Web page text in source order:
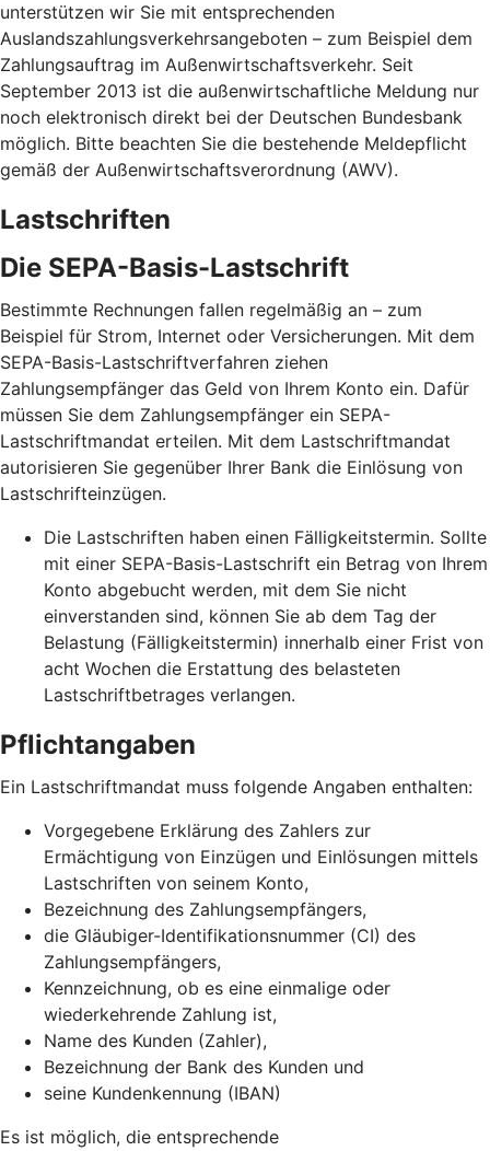
unterstützen wir Sie mit entsprechenden
Auslandszahlungsverkehrsangeboten – zum Beispiel dem
Zahlungsauftrag im Außenwirtschaftsverkehr. Seit
September 2013 ist die außenwirtschaftliche Meldung nur
noch elektronisch direkt bei der Deutschen Bundesbank
möglich. Bitte beachten Sie die bestehende Meldepflicht
gemäß der Außenwirtschaftsverordnung (AWV).
Lastschriften
Die SEPA-Basis-Lastschrift
Bestimmte Rechnungen fallen regelmäßig an – zum
Beispiel für Strom, Internet oder Versicherungen. Mit dem
SEPA-Basis-Lastschriftverfahren ziehen
Zahlungsempfänger das Geld von Ihrem Konto ein. Dafür
müssen Sie dem Zahlungsempfänger ein SEPA-
Lastschriftmandat erteilen. Mit dem Lastschriftmandat
autorisieren Sie gegenüber Ihrer Bank die Einlösung von
Lastschrifteinzügen.
Die Lastschriften haben einen Fälligkeitstermin. Sollte
mit einer SEPA-Basis-Lastschrift ein Betrag von Ihrem
Konto abgebucht werden, mit dem Sie nicht
einverstanden sind, können Sie ab dem Tag der
Belastung (Fälligkeitstermin) innerhalb einer Frist von
acht Wochen die Erstattung des belasteten
Lastschriftbetrages verlangen.
Pflichtangaben
Ein Lastschriftmandat muss folgende Angaben enthalten:
Vorgegebene Erklärung des Zahlers zur
Ermächtigung von Einzügen und Einlösungen mittels
Lastschriften von seinem Konto,
Bezeichnung des Zahlungsempfängers,
die Gläubiger-Identifikationsnummer (CI) des
Zahlungsempfängers,
Kennzeichnung, ob es eine einmalige oder
wiederkehrende Zahlung ist,
Name des Kunden (Zahler),
Bezeichnung der Bank des Kunden und
seine Kundenkennung (IBAN)
Es ist möglich, die entsprechende